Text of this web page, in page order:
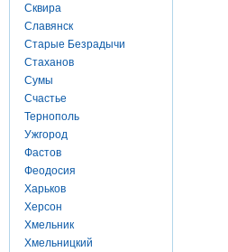
Сквира
Славянск
Старые Безрадычи
Стаханов
Сумы
Счастье
Тернополь
Ужгород
Фастов
Феодосия
Харьков
Херсон
Хмельник
Хмельницкий